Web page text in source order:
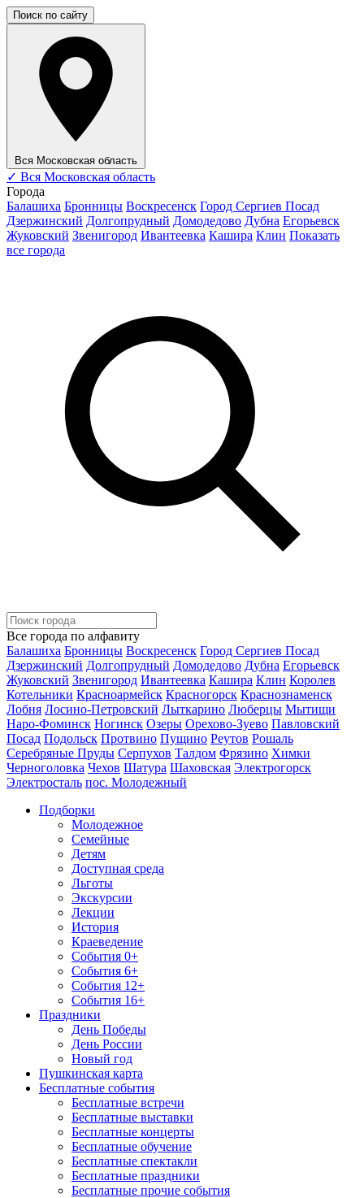
Поиск по сайту
Вся Московская область
✓ Вся Московская область
Города
Балашиха Бронницы Воскресенск Город Сергиев Посад
Дзержинский Долгопрудный Домодедово Дубна Егорьевск
Жуковский Звенигород Ивантеевка Кашира Клин Показать
все города
Все города по алфавиту
Балашиха Бронницы Воскресенск Город Сергиев Посад
Дзержинский Долгопрудный Домодедово Дубна Егорьевск
Жуковский Звенигород Ивантеевка Кашира Клин Королев
Котельники Красноармейск Красногорск Краснознаменск
Лобня Лосино-Петровский Лыткарино Люберцы Мытищи
Наро-Фоминск Ногинск Озеры Орехово-Зуево Павловский
Посад Подольск Протвино Пущино Реутов Рошаль
Серебряные Пруды Серпухов Талдом Фрязино Химки
Черноголовка Чехов Шатура Шаховская Электрогорск
Электросталь пос. Молодежный
Подборки
Молодежное
Семейные
Детям
Доступная среда
Льготы
Экскурсии
Лекции
История
Краеведение
События 0+
События 6+
События 12+
События 16+
Праздники
День Победы
День России
Новый год
Пушкинская карта
Бесплатные события
Бесплатные встречи
Бесплатные выставки
Бесплатные концерты
Бесплатные обучение
Бесплатные спектакли
Бесплатные праздники
Бесплатные прочие события